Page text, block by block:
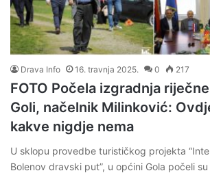
Drava Info 16. travnja 2025. 0 217
FOTO Počela izgradnja
Goli, načelnik Milinković:
kakve nigdje nema
U sklopu provedbe turističkog projekta
Bolenov dravski put”, u općini Gola počeli